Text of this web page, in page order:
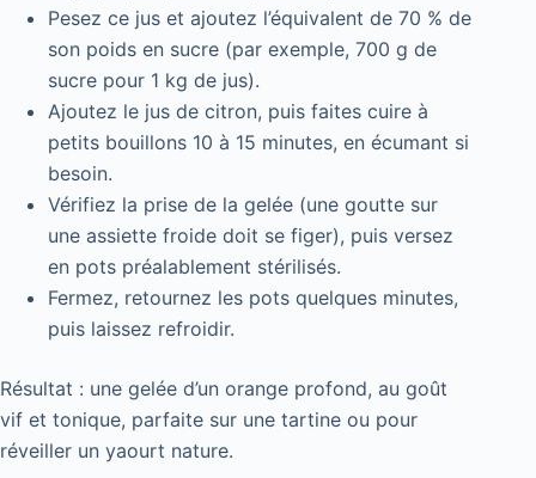
Pesez ce jus et ajoutez l’équivalent de 70 % de
son poids en sucre (par exemple, 700 g de
sucre pour 1 kg de jus).
Ajoutez le jus de citron, puis faites cuire à
petits bouillons 10 à 15 minutes, en écumant si
besoin.
Vérifiez la prise de la gelée (une goutte sur
une assiette froide doit se figer), puis versez
en pots préalablement stérilisés.
Fermez, retournez les pots quelques minutes,
puis laissez refroidir.
Résultat : une gelée d’un orange profond, au goût
vif et tonique, parfaite sur une tartine ou pour
réveiller un yaourt nature.